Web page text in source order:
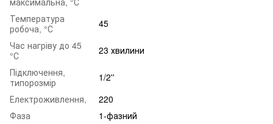
Температура
робоча, °С
45
Час нагріву до 45
°С
23 хвилини
Підключення,
типорозмір
1/2''
Електроживлення,
220
Фаза
1-фазний